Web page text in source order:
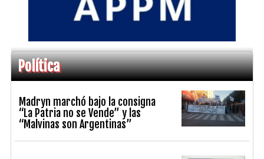
Política
Madryn marchó bajo la consigna
“La Patria no se Vende” y las
“Malvinas son Argentinas”